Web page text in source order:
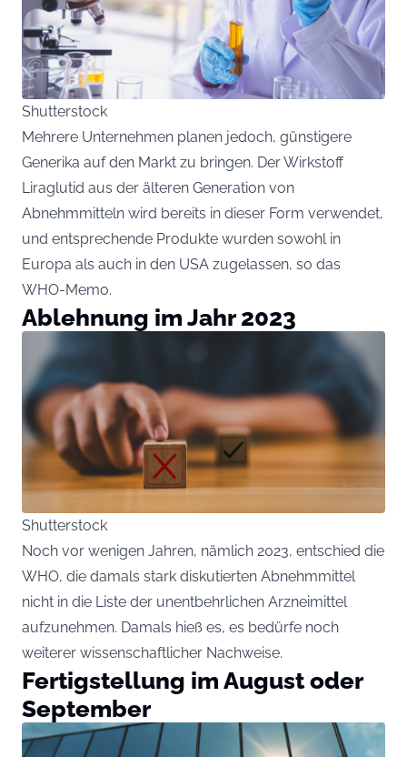
Shutterstock
Mehrere Unternehmen planen jedoch, günstigere
Generika auf den Markt zu bringen. Der Wirkstoff
Liraglutid aus der älteren Generation von
Abnehmmitteln wird bereits in dieser Form verwendet,
und entsprechende Produkte wurden sowohl in
Europa als auch in den USA zugelassen, so das
WHO-Memo.
Ablehnung im Jahr 2023
Shutterstock
Noch vor wenigen Jahren, nämlich 2023, entschied die
WHO, die damals stark diskutierten Abnehmmittel
nicht in die Liste der unentbehrlichen Arzneimittel
aufzunehmen. Damals hieß es, es bedürfe noch
weiterer wissenschaftlicher Nachweise.
Fertigstellung im August oder
September